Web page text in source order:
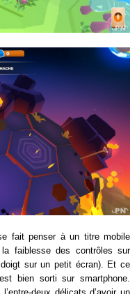
fait penser à un titre mobile
faiblesse des contrôles sur
sur un petit écran). Et ce
bien sorti sur smartphone.